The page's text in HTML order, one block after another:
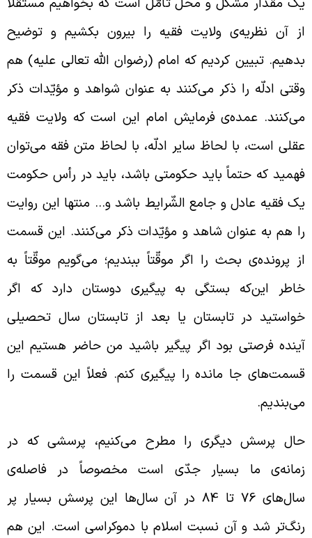
آن نظریه‌ی ولایت فقیه را بیرون بکشیم و توضیح
تبیین کردیم که امام (رضوان الله تعالی علیه) هم
ادلّه را ذکر می‌کنند به عنوان شواهد و مؤیّدات ذکر
عمده‌ی فرمایش امام این است که ولایت فقیه
است، با لحاظ سایر ادلّه، با لحاظ متن فقه می‌توان
که حتماً باید حکومتی باشد، باید در رأس حکومت
فقیه عادل و جامع الشّرایط باشد و… منتها این روایت
هم به عنوان شاهد و مؤیّدات ذکر می‌کنند. این قسمت
پرونده‌ی بحث را اگر موقّتاً ببندیم؛ می‌گویم موقّتاً به
این‌که بستگی به پیگیری دوستان دارد که اگر
در تابستان یا بعد از تابستان سال تحصیلی
فرصتی بود اگر پیگیر باشید من حاضر هستیم این
جا مانده را پیگیری کنم. فعلاً این قسمت را
پرسش دیگری را مطرح می‌کنیم، پرسشی که در
ما بسیار جدّی است مخصوصاً در فاصله‌ی
سال‌های 76 تا 84 در آن سال‌ها این پرسش بسیار پر
شد و آن نسبت اسلام با دموکراسی است. این هم